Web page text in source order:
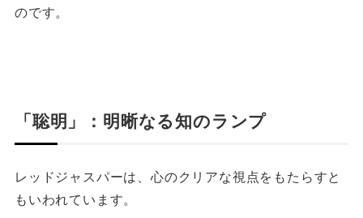
のです。
「聡明」：明晰なる知のランプ
レッドジャスパーは、心のクリアな視点をもたらすと
もいわれています。